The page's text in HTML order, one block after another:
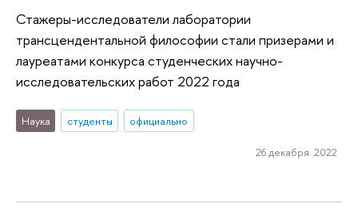
Стажеры-исследователи лаборатории
трансцендентальной философии стали призерами и
лауреатами конкурса студенческих научно-
исследовательских работ 2022 года
Наука студенты официально
26 декабря 2022